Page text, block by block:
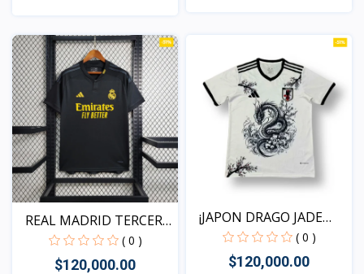
Vista
REAL MADRID TERCERA
( 0 )
$120,000.00
¡JAPON DRAGO JADE
VERSI...
( 0 )
$120,000.00